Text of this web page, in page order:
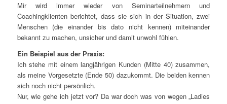
Mir wird immer wieder von Seminarteilnehmern und
Coachingklienten berichtet, dass sie sich in der Situation, zwei
Menschen (die einander bis dato nicht kennen) miteinander
bekannt zu machen, unsicher und damit unwohl fühlen.
Ein Beispiel aus der Praxis:
Ich stehe mit einem langjährigen Kunden (Mitte 40) zusammen,
als meine Vorgesetzte (Ende 50) dazukommt. Die beiden kennen
sich noch nicht persönlich.
Nur, wie gehe ich jetzt vor? Da war doch was von wegen „Ladies